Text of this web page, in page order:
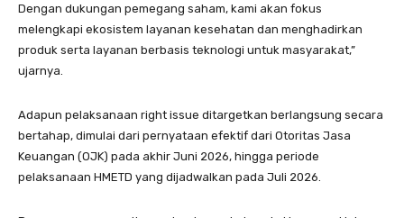
Dengan dukungan pemegang saham, kami akan fokus
melengkapi ekosistem layanan kesehatan dan menghadirkan
produk serta layanan berbasis teknologi untuk masyarakat,”
ujarnya.
Adapun pelaksanaan right issue ditargetkan berlangsung secara
bertahap, dimulai dari pernyataan efektif dari Otoritas Jasa
Keuangan (OJK) pada akhir Juni 2026, hingga periode
pelaksanaan HMETD yang dijadwalkan pada Juli 2026.